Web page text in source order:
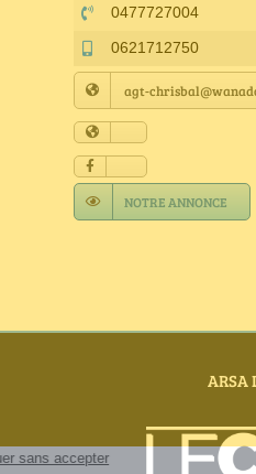
0477727004
0621712750
agt-
NOTRE ANNONCE
ARSA